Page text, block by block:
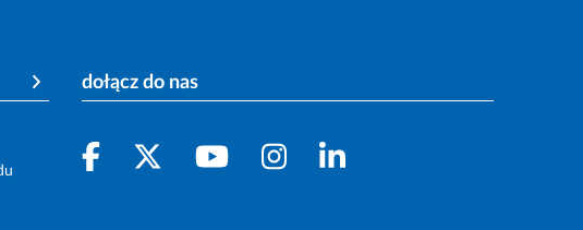
dołącz do nas